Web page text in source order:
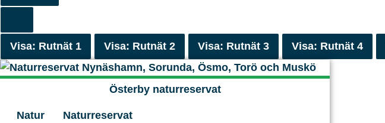
Visa: Rutnät 1 Visa: Rutnät 2 Visa: Rutnät 3 Visa: Rutnät 4
Österby naturreservat
Natur Naturreservat